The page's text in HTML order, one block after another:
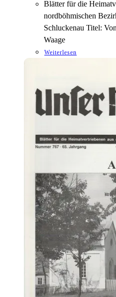
Blätter für die
nordböhmischen
Schluckenau Titel:
Waage
Weiterlesen